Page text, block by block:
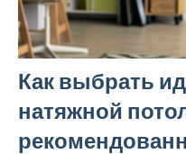
Как выбрать
натяжной